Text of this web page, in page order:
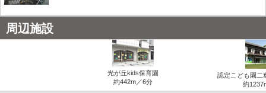
周辺施設
光が丘kids保育園
約442m／6分
認定こども園二
約